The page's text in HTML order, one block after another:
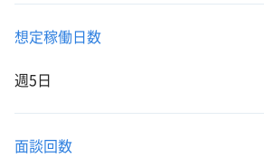
想定稼働日数
週5日
面談回数